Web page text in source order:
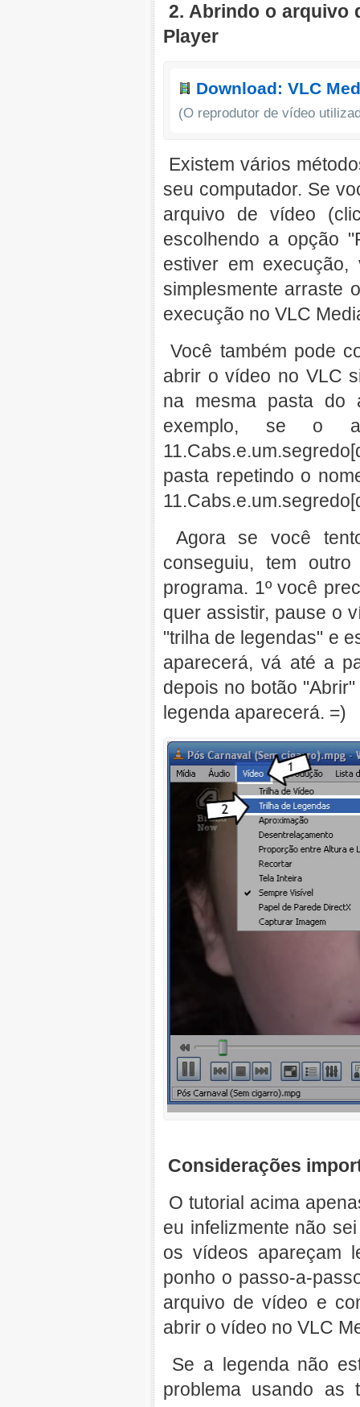
2. Abrindo o arquivo
Player
Download: VLC
(O reprodutor de vídeo
Existem vários
seu computador. Se
arquivo de vídeo
escolhendo a opção
estiver em
simplesmente arraste
execução no VLC
Você também pode
abrir o vídeo no VLC
na mesma pasta do
exemplo, se o
pasta repetindo o
Agora se você
conseguiu, tem
programa. 1º você
quer assistir, pause o
"trilha de legendas" e
aparecerá, vá até a
depois no botão
legenda aparecerá. =)
Considerações
O tutorial acima
eu infelizmente não
os vídeos apareçam
ponho o passo-a-
arquivo de vídeo e
abrir o vídeo no VLC
Se a legenda não
problema usando